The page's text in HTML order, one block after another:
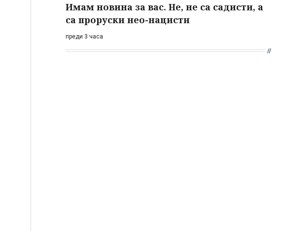
Имам новина за вас. Не, не са садисти, а
са проруски нео-нацисти
преди 3 часа